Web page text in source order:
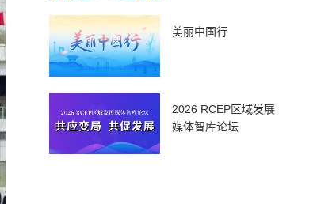
美丽中国行
2026 RCEP区域发展
媒体智库论坛